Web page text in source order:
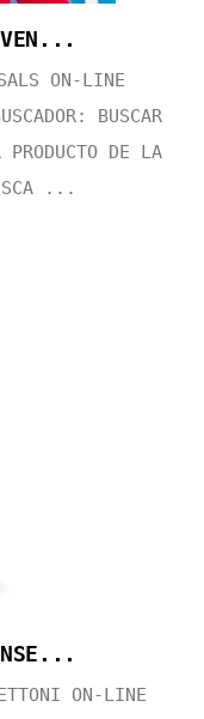
VEN...
ON-LINE
BUSCAR
PRODUCTO DE LA
...
ON-LINE